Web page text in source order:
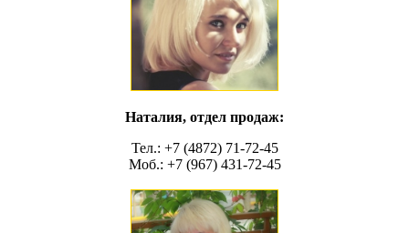
Наталия, отдел продаж:
Тел.: +7 (4872) 71-72-45
Моб.: +7 (967) 431-72-45